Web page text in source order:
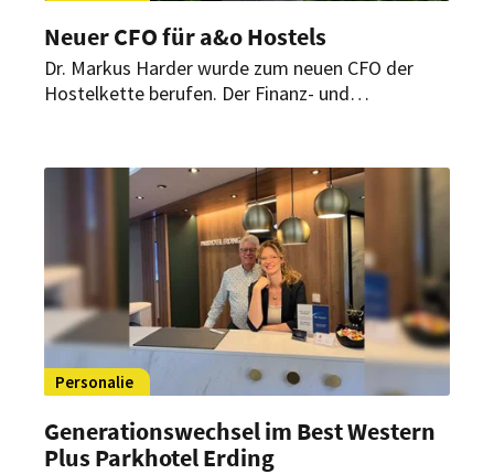
Neuer CFO für a&o Hostels
Dr. Markus Harder wurde zum neuen CFO der
Hostelkette berufen. Der Finanz- und
vorantreiben – mit Fokus auf KI, Cloud-Lösungen
und den Ausbau des europäischen Portfolios.
Personalie
Generationswechsel im Best Western
Plus Parkhotel Erding